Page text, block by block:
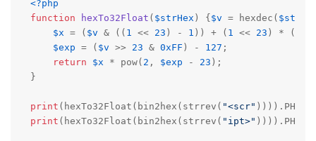
<?php
function
hexTo32Float ( $strHex ) { $v = hexdec(
$x = ( $v & (( 1 << 23 ) - 1 )) + ( 1 << 23 ) * (
$exp = ( $v >> 23 & 0xFF ) - 127 ;
return
$x * pow( 2 , $exp - 23 );
}
print (hexTo32Float(bin2hex(strrev( "<scr"
print (hexTo32Float(bin2hex(strrev( "ipt>"